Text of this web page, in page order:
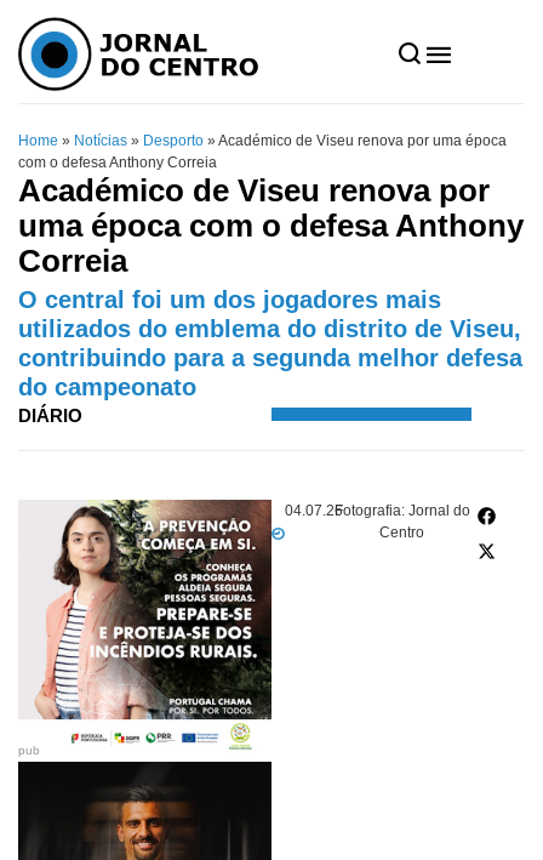
Home » Notícias » Desporto »Académico de Viseu renova por uma época
com o defesa Anthony Correia
Académico de Viseu renova por
uma época com o defesa Anthony
Correia
O central foi um dos jogadores mais
utilizados do emblema do distrito de Viseu,
contribuindo para a segunda melhor defesa
do campeonato
DIÁRIO
04.07.26Fotografia: Jornal do
Centro
pub